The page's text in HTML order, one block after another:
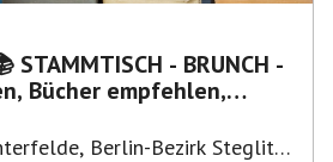
Bücher empfehlen,
Berlin-Bezirk Steglitz-